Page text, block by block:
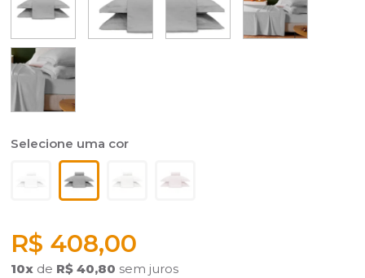
R$ 408,00
10x de R$ 40,80 sem juros